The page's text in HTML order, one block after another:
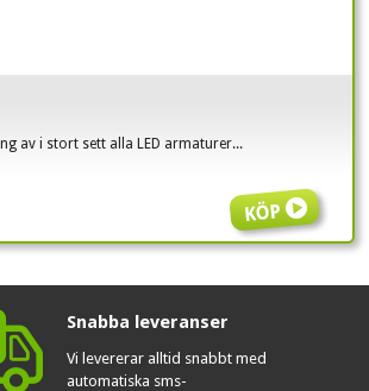
av i stort sett alla LED armaturer...
Köp
Snabba leveranser
Vi levererar alltid snabbt med
automatiska sms-